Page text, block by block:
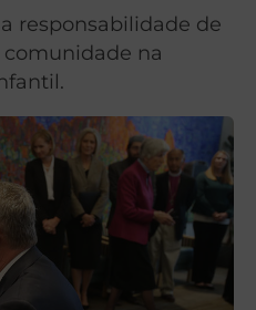
responsabilidade de
na